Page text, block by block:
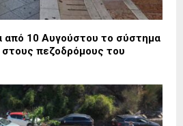
από 10 Αυγούστου το σύστημα
πεζοδρόμους του